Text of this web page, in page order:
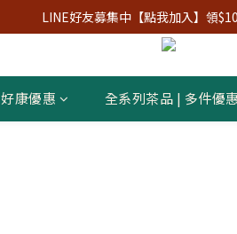
LINE好友募集中【點我加入】領
好康優惠 全系列茶品 | 多件優惠